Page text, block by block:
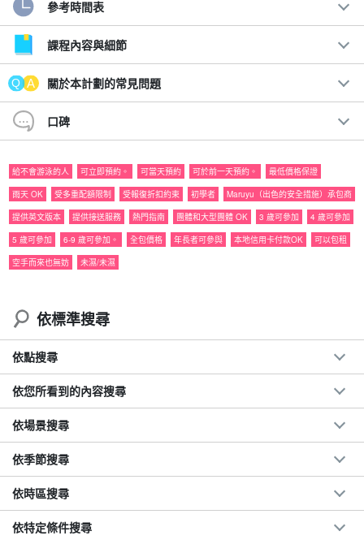
山群島，最多可從 2 月看到 6 月。
本州的螢火蟲給人的印象可能是夏天在河面上飛舞，但春天在深山
裡卻可以觀察到八重山螢火蟲。它們的壽命約為兩個星期。
參考時間表
課程內容與細節
關於本計劃的常見問題
口碑
給不會游泳的人 可立即預約。 可當天預約 可於前一天預約。
最低價格保證
雨天 OK
受多重配額限制 受報復折扣約束 初學者
Maruyu（出色的安全措施）承包商
提供英文版本
提供接送服務 熱門指南 團體和大型團體 OK 3 歲可參加
4 歲可參加
5 歲可參加
6-9 歲可參加。 全包價格 年長者可參與 本地信用卡付款OK
可以包租
空手而來也無妨
未濕/未濕
依標準搜尋
依點搜尋
依您所看到的內容搜尋
依場景搜尋
依季節搜尋
依時區搜尋
依特定條件搜尋